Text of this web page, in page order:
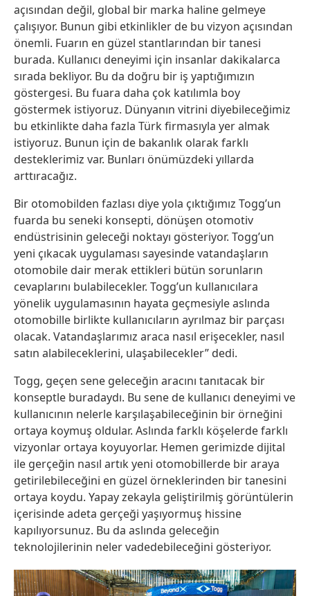
açısından değil, global bir marka haline gelmeye
çalışıyor. Bunun gibi etkinlikler de bu vizyon açısından
önemli. Fuarın en güzel stantlarından bir tanesi
burada. Kullanıcı deneyimi için insanlar dakikalarca
sırada bekliyor. Bu da doğru bir iş yaptığımızın
göstergesi. Bu fuara daha çok katılımla boy
göstermek istiyoruz. Dünyanın vitrini diyebileceğimiz
bu etkinlikte daha fazla Türk firmasıyla yer almak
istiyoruz. Bunun için de bakanlık olarak farklı
desteklerimiz var. Bunları önümüzdeki yıllarda
arttıracağız.
Bir otomobilden fazlası diye yola çıktığımız Togg’un
fuarda bu seneki konsepti, dönüşen otomotiv
endüstrisinin geleceği noktayı gösteriyor. Togg’un
yeni çıkacak uygulaması sayesinde vatandaşların
otomobile dair merak ettikleri bütün sorunların
cevaplarını bulabilecekler. Togg’un kullanıcılara
yönelik uygulamasının hayata geçmesiyle aslında
otomobille birlikte kullanıcıların ayrılmaz bir parçası
olacak. Vatandaşlarımız araca nasıl erişecekler, nasıl
satın alabileceklerini, ulaşabilecekler” dedi.
Togg, geçen sene geleceğin aracını tanıtacak bir
konseptle buradaydı. Bu sene de kullanıcı deneyimi ve
kullanıcının nelerle karşılaşabileceğinin bir örneğini
ortaya koymuş oldular. Aslında farklı köşelerde farklı
vizyonlar ortaya koyuyorlar. Hemen gerimizde dijital
ile gerçeğin nasıl artık yeni otomobillerde bir araya
getirilebileceğini en güzel örneklerinden bir tanesini
ortaya koydu. Yapay zekayla geliştirilmiş görüntülerin
içerisinde adeta gerçeği yaşıyormuş hissine
kapılıyorsunuz. Bu da aslında geleceğin
teknolojilerinin neler vadedebileceğini gösteriyor.